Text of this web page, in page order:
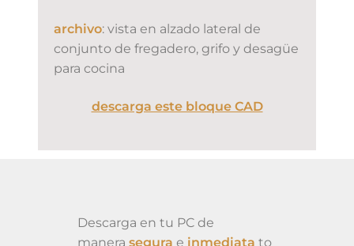
archivo: vista en alzado lateral de
conjunto de fregadero, grifo y desagüe
para cocina
descarga este bloque CAD
Descarga en tu PC de
manera segura e inmediata to